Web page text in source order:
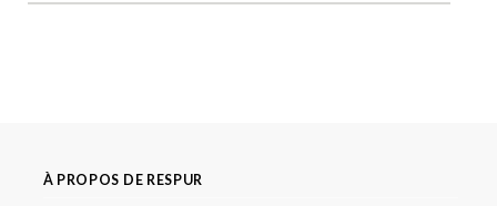
À PROPOS DE RESPUR